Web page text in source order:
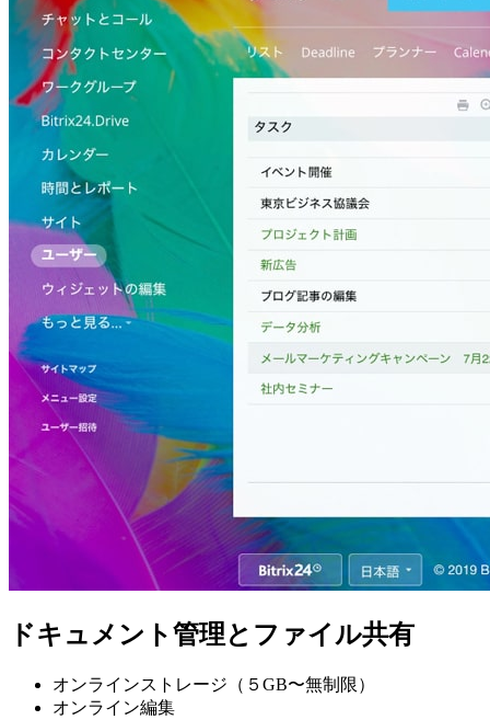
ドキュメント管理とファイル共有
オンラインストレージ（５GB〜無制限）
オンライン編集